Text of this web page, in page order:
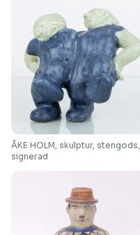
ÅKE HOLM, skulptur, stengods,
signerad